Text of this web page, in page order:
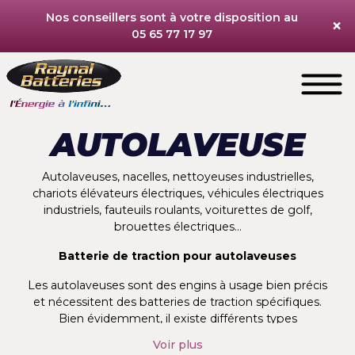
Nos conseillers sont à votre disposition au
05 65 77 17 97
×
AUTOLAVEUSE
Autolaveuses, nacelles, nettoyeuses industrielles,
chariots élévateurs électriques, véhicules électriques
industriels, fauteuils roulants, voiturettes de golf,
brouettes électriques...
Batterie de traction pour autolaveuses
Les autolaveuses sont des engins à usage bien précis
et nécessitent des batteries de traction spécifiques.
Bien évidemment, il existe différents types
de l’intensité d’utilisation.
Voir plus